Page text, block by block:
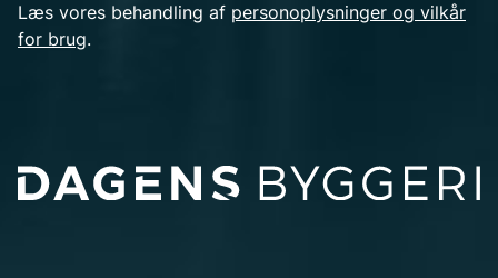
Læs vores behandling af personoplysninger og vilkår
for brug.